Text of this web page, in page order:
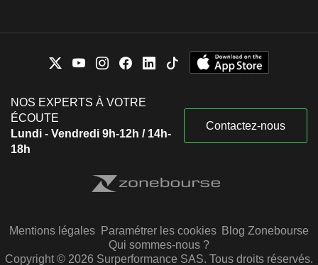
NOS EXPERTS À VOTRE
ÉCOUTE
Lundi - Vendredi 9h-12h / 14h-
18h
Contactez-nous
Mentions légales Paramétrer les cookies Blog Zonebourse
Qui sommes-nous ?
Copyright © 2026 Surperformance SAS. Tous droits réservés.